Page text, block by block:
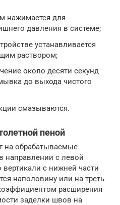
нажимается для
давления в системе;
устанавливается
раствором;
около десяти секунд
до выхода чистого
смазываются.
пеной
на обрабатываемые
направлении с левой
с нижней части
наполовину или на треть
расширения
заделки швов на